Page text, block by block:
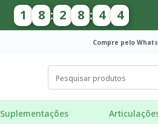
1 8 : 2 8 : 4 3
Compre pelo
Suplementações